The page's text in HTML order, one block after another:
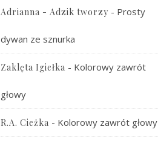
Adrianna - Adzik tworzy - Prosty
dywan ze sznurka
Zaklęta Igiełka - Kolorowy zawrót
głowy
R.A. Cieżka - Kolorowy zawrót głowy